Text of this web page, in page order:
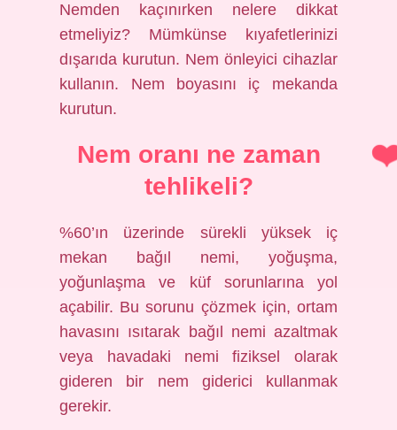
Nemden kaçınırken nelere dikkat
etmeliyiz? Mümkünse kıyafetlerinizi
dışarıda kurutun. Nem önleyici cihazlar
kullanın. Nem boyasını iç mekanda
kurutun.
Nem oranı ne zaman
tehlikeli?
%60’ın üzerinde sürekli yüksek iç
mekan bağıl nemi, yoğuşma,
yoğunlaşma ve küf sorunlarına yol
açabilir. Bu sorunu çözmek için, ortam
havasını ısıtarak bağıl nemi azaltmak
veya havadaki nemi fiziksel olarak
gideren bir nem giderici kullanmak
gerekir.